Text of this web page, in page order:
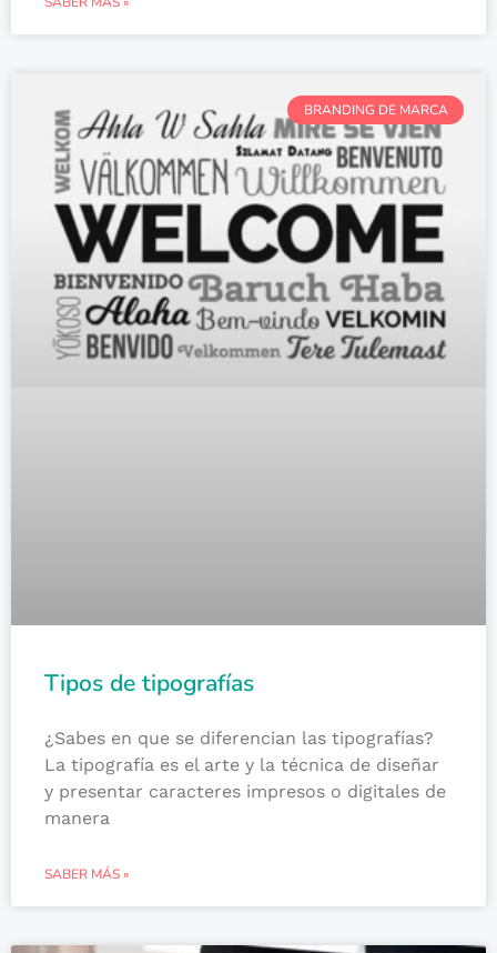
BRANDING DE MARCA
Tipos de tipografías
¿Sabes en que se diferencian las tipografías?
La tipografía es el arte y la técnica de diseñar
y presentar caracteres impresos o digitales de
manera
SABER MÁS »